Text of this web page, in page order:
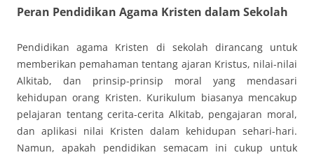
Peran Pendidikan Agama Kristen dalam Sekolah
Pendidikan agama Kristen di sekolah dirancang untuk
memberikan pemahaman tentang ajaran Kristus, nilai-nilai
Alkitab, dan prinsip-prinsip moral yang mendasari
kehidupan orang Kristen. Kurikulum biasanya mencakup
pelajaran tentang cerita-cerita Alkitab, pengajaran moral,
dan aplikasi nilai Kristen dalam kehidupan sehari-hari.
Namun, apakah pendidikan semacam ini cukup untuk